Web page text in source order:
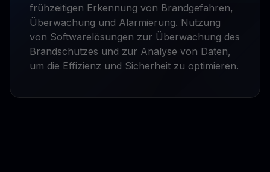
frühzeitigen Erkennung von Brandgefahren,
Überwachung und Alarmierung. Nutzung
von Softwarelösungen zur Überwachung des
Brandschutzes und zur Analyse von Daten,
um die Effizienz und Sicherheit zu optimieren.